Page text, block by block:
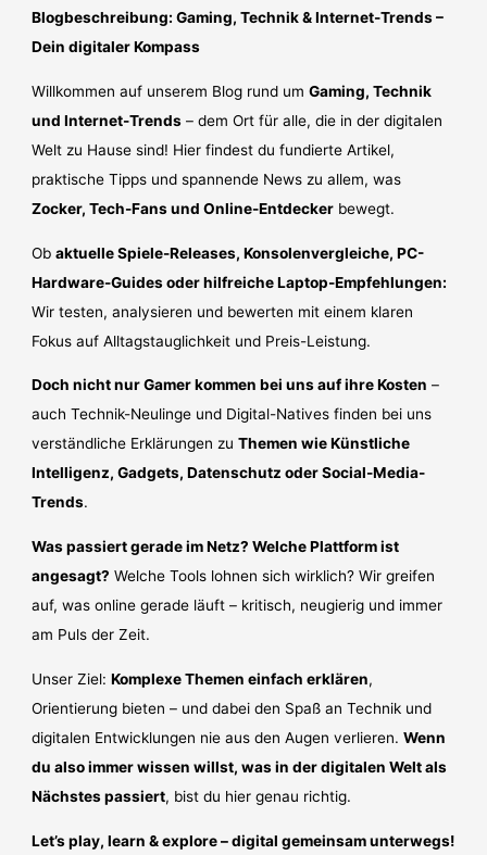
Blogbeschreibung: Gaming, Technik & Internet-Trends –
Dein digitaler Kompass
Willkommen auf unserem Blog rund umGaming, Technik
und Internet-Trends – dem Ort für alle, die in der digitalen
Welt zu Hause sind! Hier findest du fundierte Artikel,
praktische Tipps und spannende News zu allem, was
Zocker, Tech-Fans und Online-Entdecker bewegt.
Obaktuelle Spiele-Releases, Konsolenvergleiche, PC-
Hardware-Guides oder hilfreiche Laptop-Empfehlungen:
Wir testen, analysieren und bewerten mit einem klaren
Fokus auf Alltagstauglichkeit und Preis-Leistung.
Doch nicht nur Gamer kommen bei uns auf ihre Kosten –
auch Technik-Neulinge und Digital-Natives finden bei uns
verständliche Erklärungen zuThemen wie Künstliche
Intelligenz, Gadgets, Datenschutz oder Social-Media-
Trends.
Was passiert gerade im Netz? Welche Plattform ist
angesagt? Welche Tools lohnen sich wirklich? Wir greifen
auf, was online gerade läuft – kritisch, neugierig und immer
am Puls der Zeit.
Unser Ziel:Komplexe Themen einfach erklären,
Orientierung bieten – und dabei den Spaß an Technik und
digitalen Entwicklungen nie aus den Augen verlieren.Wenn
du also immer wissen willst, was in der digitalen Welt als
Nächstes passiert, bist du hier genau richtig.
Let’s play, learn & explore – digital gemeinsam unterwegs!